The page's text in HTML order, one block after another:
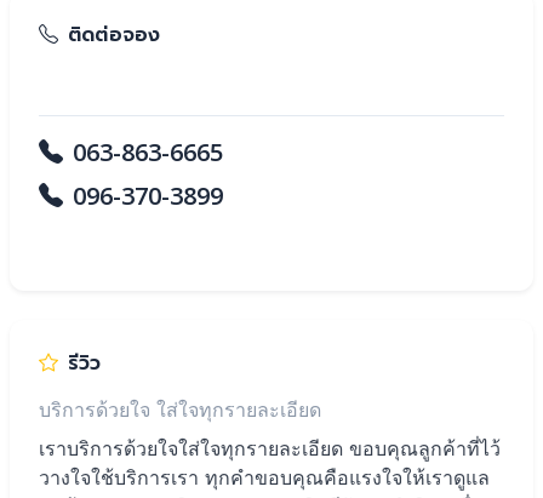
ติดต่อจอง
063-863-6665
096-370-3899
รีวิว
บริการด้วยใจ ใส่ใจทุกรายละเอียด
เราบริการด้วยใจใส่ใจทุกรายละเอียด ขอบคุณลูกค้าที่ไว้
วางใจใช้บริการเรา ทุกคำขอบคุณคือแรงใจให้เราดูแล